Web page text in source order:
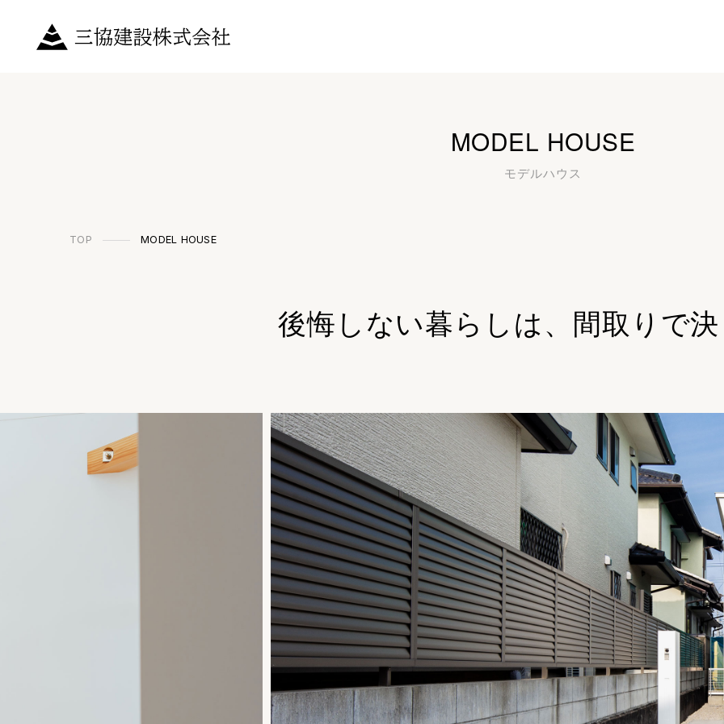
MODEL HOUSE
モデルハウス
TOP MODEL HOUSE
後悔しない暮らしは、 間取りで